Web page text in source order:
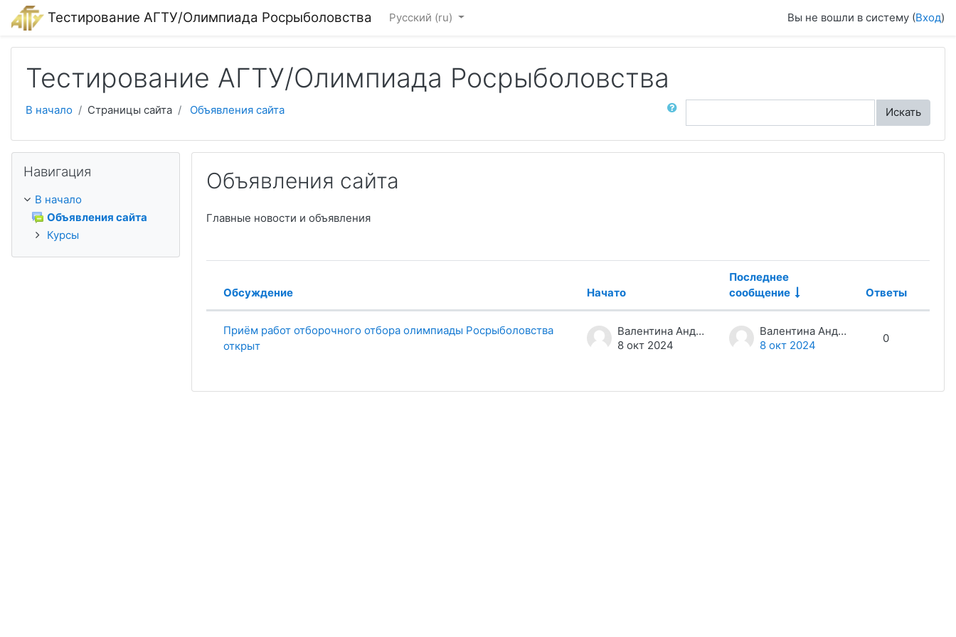
Перейти к основному содержанию
Тестирование АГТУ/Олимпиада Росрыболовства Русский ‎(ru)‎ Вы не вошли в систему (Вход)
Тестирование АГТУ/Олимпиада Росрыболовства
В начало Страницы сайта Объявления сайта
Поиск по форумам
Искать
Объявления сайта
Главные новости и объявления
Список обсуждений. Показано 1 из 1 обсуждений
Статус
Обсуждение Начато
Последнее
сообщение
Ответы
Приём работ отборочного отбора олимпиады Росрыболовства
открыт
Валентина Андреевна Дамакина
8 окт 2024
Валентина Андреевна Дамакина
8 окт 2024
0
Навигация
В начало
Объявления сайта
Курсы